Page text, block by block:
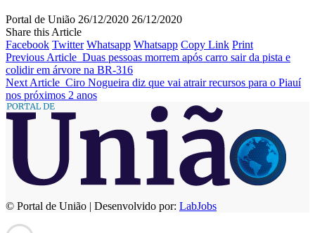
Portal de União 26/12/2020 26/12/2020
Share this Article
Facebook Twitter Whatsapp Whatsapp Copy Link Print
Previous Article Duas pessoas morrem após carro sair da pista e
colidir em árvore na BR-316
Next Article Ciro Nogueira diz que vai atrair recursos para o Piauí
nos próximos 2 anos
© Portal de União | Desenvolvido por: LabJobs